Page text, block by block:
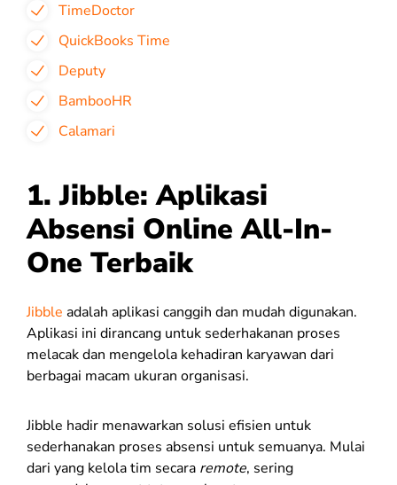
TimeDoctor
QuickBooks Time
Deputy
BambooHR
Calamari
1.Jibble: Aplikasi
Absensi Online All-In-
One Terbaik
Jibble adalah aplikasi canggih dan mudah digunakan.
Aplikasi ini dirancang untuk sederhakanan proses
melacak dan mengelola kehadiran karyawan dari
berbagai macam ukuran organisasi.
Jibble hadir menawarkan solusi efisien untuk
sederhanakan proses absensi untuk semuanya. Mulai
dari yang kelola tim secara remote, sering